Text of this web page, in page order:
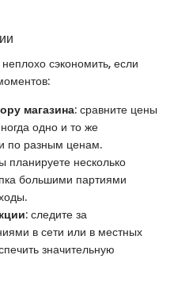
сэкономить, если
магазина: сравните цены
одно и то же
по разным ценам.
планируете несколько
большими партиями
: следите за
в сети или в местных
значительную